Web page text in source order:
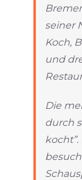
seiner
Koch,
und
Die
durch